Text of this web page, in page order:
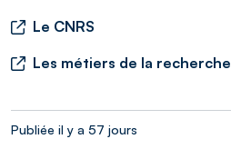
Le CNRS
Les métiers de la recherche
Publiée il y a 57 jours